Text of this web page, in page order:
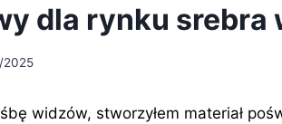
dla rynku srebra
2025
widzów, stworzyłem materiał